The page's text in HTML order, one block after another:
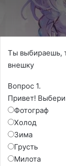
Ты выбираешь,
внешку
Вопрос 1.
Привет!
Фотограф
Холод
Зима
Грусть
Милота